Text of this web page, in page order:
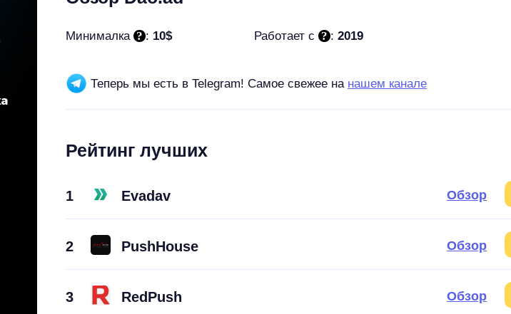
Минималка : 10$ Работает c : 2019
Теперь мы есть в Telegram! Самое свежее на нашем канале
Рейтинг лучших
1 Evadav Обзор
2 PushHouse Обзор
3 RedPush Обзор